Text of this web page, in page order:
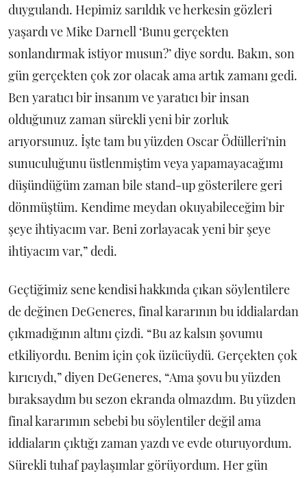
duygulandı. Hepimiz sarıldık ve herkesin gözleri
yaşardı ve Mike Darnell ‘Bunu gerçekten
sonlandırmak istiyor musun?’ diye sordu. Bakın, son
gün gerçekten çok zor olacak ama artık zamanı gedi.
Ben yaratıcı bir insanım ve yaratıcı bir insan
olduğunuz zaman sürekli yeni bir zorluk
arıyorsunuz. İşte tam bu yüzden Oscar Ödülleri'nin
sunuculuğunu üstlenmiştim veya yapamayacağımı
düşündüğüm zaman bile stand-up gösterilere geri
dönmüştüm. Kendime meydan okuyabileceğim bir
şeye ihtiyacım var. Beni zorlayacak yeni bir şeye
ihtiyacım var,” dedi.
Geçtiğimiz sene kendisi hakkında çıkan söylentilere
de değinen DeGeneres, final kararının bu iddialardan
çıkmadığının altını çizdi. “Bu az kalsın şovumu
etkiliyordu. Benim için çok üzücüydü. Gerçekten çok
kırıcıydı,” diyen DeGeneres, “Ama şovu bu yüzden
bıraksaydım bu sezon ekranda olmazdım. Bu yüzden
final kararımın sebebi bu söylentiler değil ama
iddiaların çıktığı zaman yazdı ve evde oturuyordum.
Sürekli tuhaf paylaşımlar görüyordum. Her gün